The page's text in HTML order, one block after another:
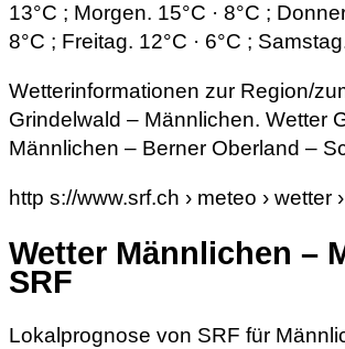
13°C ; Morgen. 15°C · 8°C ;
8°C ; Freitag. 12°C · 6°C ;
Wetterinformationen zur Region/
Grindelwald – Männlichen. Wetter
Männlichen – Berner Oberland –
http s://www.srf.ch › meteo › wetter
Wetter Männlichen –
SRF
Lokalprognose von SRF für